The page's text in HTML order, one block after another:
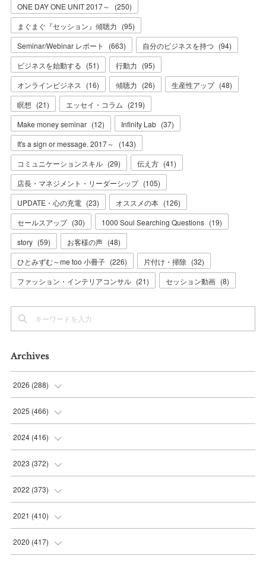
ONE DAY ONE UNIT 2017～
(250)
まぐまぐ『セッション』傾聴力 (95)
Seminar/Webinar レポート
(663) 自分のビジネスを持つ (94)
ビジネスを始動する (51) 行動力 (95)
オンラインビジネス
(16) 傾聴力 (26) 生産性アップ (48)
瞑想 (21) エッセイ・コラム (219)
Make money seminar (12) Infinity Lab (37)
It's a sign or message. 2017～
(143)
コミュニケーションスキル (29) 伝え方 (41)
店長・マネジメント・リーダーシップ (105)
UPDATE・心の充電 (23) オススメの本 (126)
セールスアップ (30) 1000 Soul Searching Questions (19)
story (59) お客様の声 (48)
ひとみずむ～me too 小冊子 (226) 片付け・掃除 (32)
ファッション・インテリアコンサル (21) セッション動画 (8)
Archives
2026 (288)
(9)
(36
(37
(42
2025 (466)
(56
(37
(35
(36
2024 (416)
(38
(39
(38
(36
2023 (372)
(31
(30
(30
2022 (373)
(31
(33
2021 (410)
(32
2020 (417)